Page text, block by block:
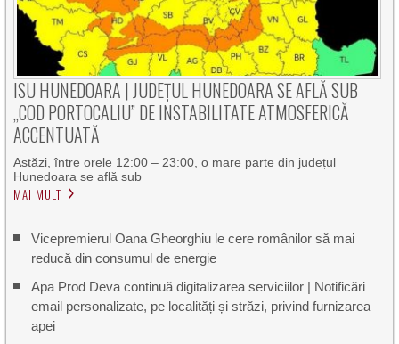
ISU HUNEDOARA | JUDEȚUL HUNEDOARA SE AFLĂ SUB
„COD PORTOCALIU” DE INSTABILITATE ATMOSFERICĂ
ACCENTUATĂ
Astăzi, între orele 12:00 – 23:00, o mare parte din județul
Hunedoara se află sub
MAI MULT
Vicepremierul Oana Gheorghiu le cere românilor să mai
reducă din consumul de energie
Apa Prod Deva continuă digitalizarea serviciilor | Notificări
email personalizate, pe localități și străzi, privind furnizarea
apei